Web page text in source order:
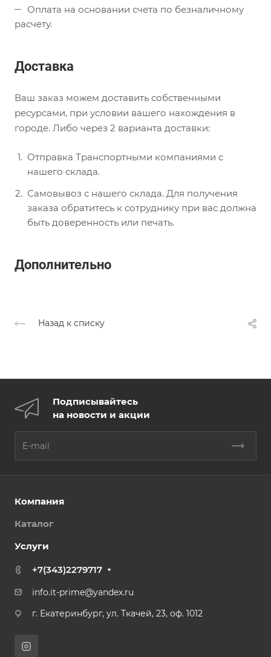
Оплата на основании счета по безналичному
расчету.
Доставка
Ваш заказ можем доставить собственными
ресурсами, при условии вашего нахождения в
городе. Либо через 2 варианта доставки:
Отправка Транспортными компаниями с
нашего склада.
Самовывоз с нашего склада. Для получения
заказа обратитесь к сотруднику при вас должна
быть доверенность или печать.
Дополнительно
Назад к списку
Подписывайтесь
на новости и акции
Компания
Каталог
Услуги
+7(343)2279717
info.it-prime@yandex.ru
г. Екатеринбург, ул. Ткачей, 23, оф. 1012